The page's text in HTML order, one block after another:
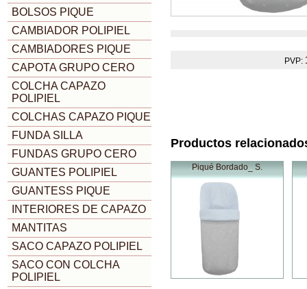
BOLSOS PIQUE
CAMBIADOR POLIPIEL
CAMBIADORES PIQUE
CAPOTA GRUPO CERO
COLCHA CAPAZO
POLIPIEL
COLCHAS CAPAZO PIQUE
FUNDA SILLA
FUNDAS GRUPO CERO
GUANTES POLIPIEL
GUANTESS PIQUE
INTERIORES DE CAPAZO
MANTITAS
SACO CAPAZO POLIPIEL
SACO CON COLCHA
POLIPIEL
PVP:
Productos
Piqué Bordado_ S.